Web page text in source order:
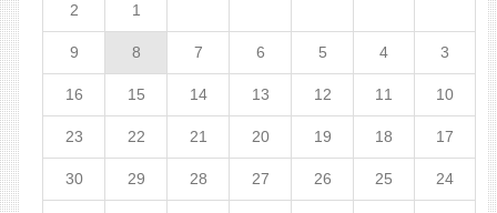
1
2
3
4
5
6
7
8
9
10
11
12
13
14
15
16
17
18
19
20
21
22
23
24
25
26
27
28
29
30